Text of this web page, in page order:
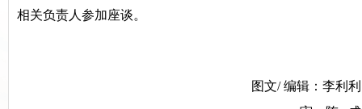
相关负责人参加座谈。
图文/ 编辑：李利利